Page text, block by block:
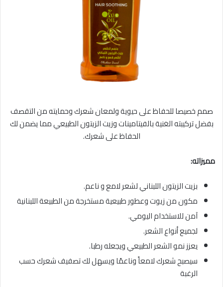
صمم خصيصا للحفاظ على حيوية ولمعان شعرك وحمايته من التقصف
بفضل تركيبته الغنية بالفيتامينات وزيت الزيتون الطبيعي مما يضمن لك
الحفاظ على شعرك.
مميزاته:
بزيت الزيتون اللبناني لشعر لامع و ناعم.
مكون من زيوت وعطور طبيعية مستخرجة من الطبيعة اللبنانية
آمن للاستخدام اليومي.
لجميع أنواع الشعر.
يعزز نمو الشعر الطبيعي ويجعله رطبا.
سيصبح شعرك لامعاً وناعمًا ويسهل لك تصفيف شعرك حسب
الرغبة